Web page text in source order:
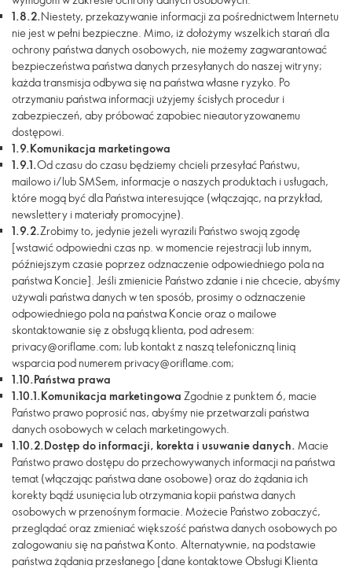
1.8.2.Niestety, przekazywanie informacji za pośrednictwem Internetu
nie jest w pełni bezpieczne. Mimo, iż dołożymy wszelkich starań dla
ochrony państwa danych osobowych, nie możemy zagwarantować
bezpieczeństwa państwa danych przesyłanych do naszej witryny;
każda transmisja odbywa się na państwa własne ryzyko. Po
otrzymaniu państwa informacji użyjemy ścisłych procedur i
zabezpieczeń, aby próbować zapobiec nieautoryzowanemu
dostępowi.
1.9.Komunikacja marketingowa
1.9.1.Od czasu do czasu będziemy chcieli przesyłać Państwu,
mailowo i/lub SMSem, informacje o naszych produktach i usługach,
które mogą być dla Państwa interesujące (włączając, na przykład,
newslettery i materiały promocyjne).
1.9.2.Zrobimy to, jedynie jeżeli wyrazili Państwo swoją zgodę
[wstawić odpowiedni czas np. w momencie rejestracji lub innym,
późniejszym czasie poprzez odznaczenie odpowiedniego pola na
państwa Koncie]. Jeśli zmienicie Państwo zdanie i nie chcecie, abyśmy
używali państwa danych w ten sposób, prosimy o odznaczenie
odpowiedniego pola na państwa Koncie oraz o mailowe
skontaktowanie się z obsługą klienta, pod adresem:
privacy@oriflame.com; lub kontakt z naszą telefoniczną linią
wsparcia pod numerem privacy@oriflame.com;
1.10.Państwa prawa
1.10.1.Komunikacja marketingowa Zgodnie z punktem 6, macie
Państwo prawo poprosić nas, abyśmy nie przetwarzali państwa
danych osobowych w celach marketingowych.
1.10.2.Dostęp do informacji, korekta i usuwanie danych. Macie
Państwo prawo dostępu do przechowywanych informacji na państwa
temat (włączając państwa dane osobowe) oraz do żądania ich
korekty bądź usunięcia lub otrzymania kopii państwa danych
osobowych w przenośnym formacie. Możecie Państwo zobaczyć,
przeglądać oraz zmieniać większość państwa danych osobowych po
zalogowaniu się na państwa Konto. Alternatywnie, na podstawie
państwa żądania przesłanego [dane kontaktowe Obsługi Klienta